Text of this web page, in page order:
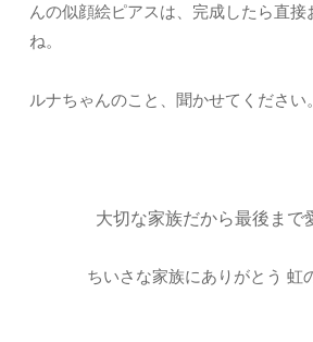
んの似顔絵ピアスは、完成したら直
ね。
ルナちゃんのこと、聞かせてください。
大切な家族だから最後まで
ちいさな家族にありがとう 虹